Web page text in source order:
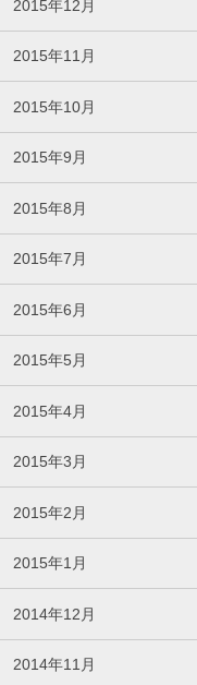
2015年12月
2015年11月
2015年10月
2015年9月
2015年8月
2015年7月
2015年6月
2015年5月
2015年4月
2015年3月
2015年2月
2015年1月
2014年12月
2014年11月